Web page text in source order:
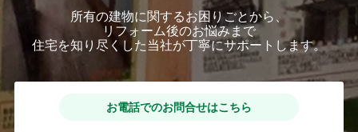
所有の建物に関するお困りごとから、
リフォーム後のお悩みまで
住宅を知り尽くした当社が丁寧にサポートします。
お電話でのお問合せはこちら